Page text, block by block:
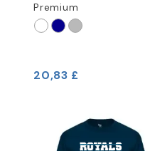
Premium
20,83 £